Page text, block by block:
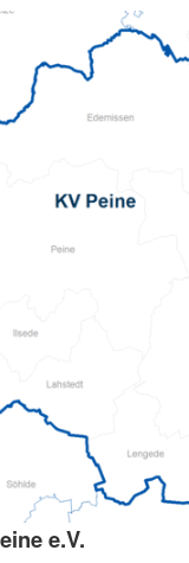
e.V.